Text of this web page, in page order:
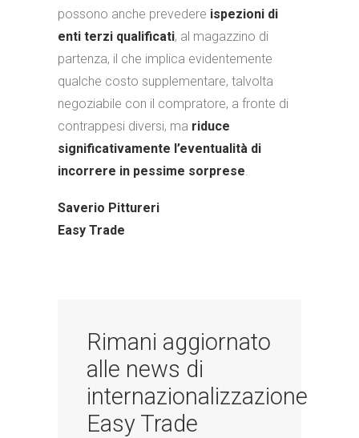
possono anche prevedere ispezioni di
enti terzi qualificati, al magazzino di
partenza, il che implica evidentemente
qualche costo supplementare, talvolta
negoziabile con il compratore, a fronte di
contrappesi diversi, ma riduce
significativamente l’eventualità di
incorrere in pessime sorprese.
Saverio Pittureri
Easy Trade
Rimani aggiornato
alle news di
internazionalizzazione
Easy Trade